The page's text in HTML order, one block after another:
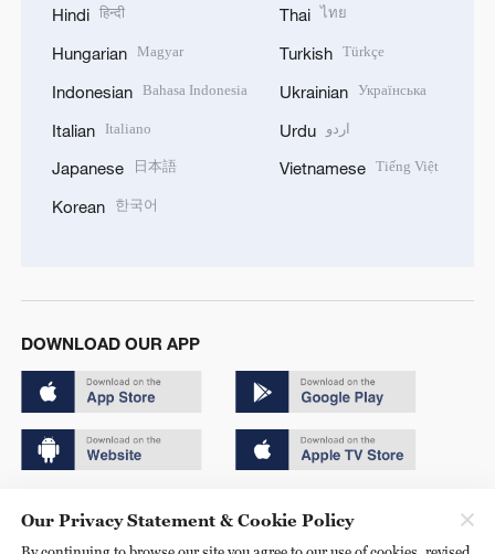
Hindi हिन्दी
Hungarian Magyar
Indonesian Bahasa Indonesia
Italian Italiano
Japanese 日本語
Korean 한국어
Thai ไทย
Turkish Türkçe
Ukrainian Українська
Urdu اردو
Vietnamese Tiếng Việt
DOWNLOAD OUR APP
京ICP备20000184号
Our Privacy Statement & Cookie Policy